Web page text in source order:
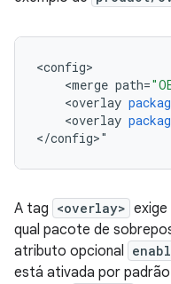
<config
<merge path=
<overlay
<overlay
</config>"
A tag <overlay>
qual pacote de
atributo opcional
está ativada por